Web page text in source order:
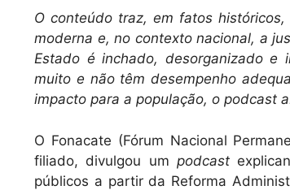
at
s
A
p
p
c
e
b
o
o
k
ai
l
O conteúdo traz, em fatos
moderna e, no contexto nacional, a
Estado é inchado, desorganizado e
muito e não têm desempenho
impacto para a população, o podcast
O Fonacate (Fórum Nacional
filiado, divulgou um podcast
públicos a partir da Reforma